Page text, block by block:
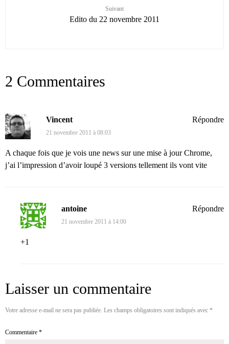
Suivant
Edito du 22 novembre 2011
2 Commentaires
Vincent
21 novembre 2011 à 08:03
A chaque fois que je vois une news sur une mise à jour Chrome,
j’ai l’impression d’avoir loupé 3 versions tellement ils vont vite
Répondre
antoine
21 novembre 2011 à 14:00
+1
Répondre
Laisser un commentaire
Votre adresse e-mail ne sera pas publiée. Les champs obligatoires sont indiqués avec *
Commentaire *